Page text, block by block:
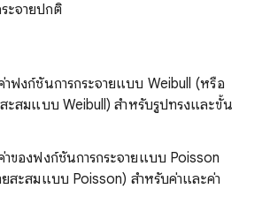
ะจายปกติ
าฟังก์ชันการกระจายแบบ Weibull (หรือ
ะสมแบบ Weibull) สำหรับรูปทรงและขั้น
าของฟังก์ชันการกระจายแบบ Poisson
สะสมแบบ Poisson) สำหรับค่าและค่า